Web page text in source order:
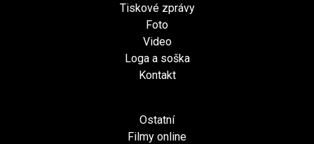
Tiskové zprávy
Foto
Video
Loga a soška
Kontakt
Ostatní
Filmy online